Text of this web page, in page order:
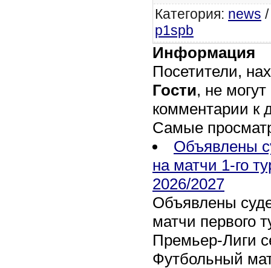
Категория: news
p1spb
Информация
Посетители,
Гости, не
комментарии к
Самые
Объявлены
на матчи 1-го
2026/2027
Объявлены
матчи первого
Премьер-Лиги
Футбольный